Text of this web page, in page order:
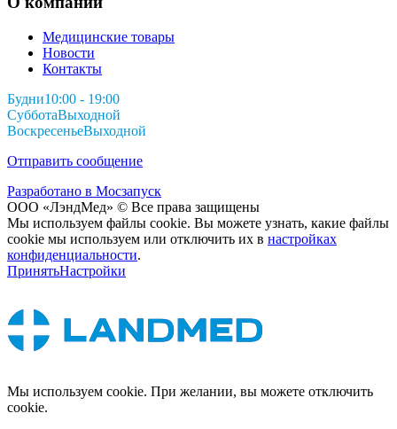
Медицинские товары
Новости
Контакты
Будни10:00 - 19:00
СубботаВыходной
ВоскресеньеВыходной
Отправить сообщение
Разработано в Мосзапуск
ООО «ЛэндМед» © Все права защищены
Мы используем файлы cookie. Вы можете узнать, какие файлы
cookie мы используем или отключить их в настройках
конфиденциальности.
ПринятьНастройки
Мы используем cookie. При желании, вы можете отключить
cookie.